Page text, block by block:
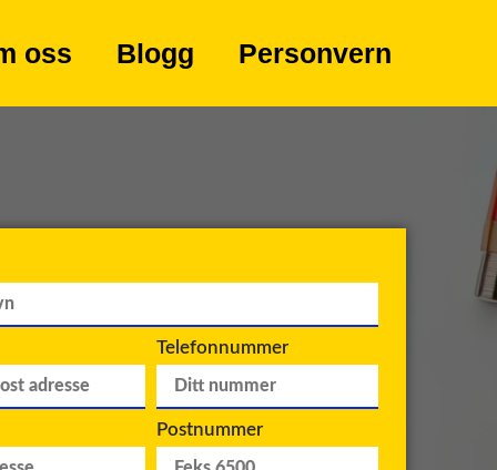
oss Blogg Personvern
Telefonnummer
Postnummer